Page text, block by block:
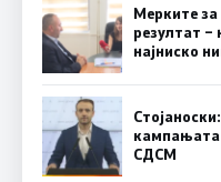
Мерките
резултат –
најниско
кампањата
СДСM